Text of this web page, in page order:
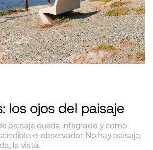
los ojos del paisaje
paisaje queda integrado y como
el observador. No hay paisaje,
la vista.